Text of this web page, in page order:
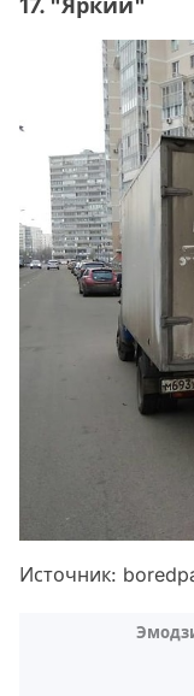
17. "Яркий"
Источник: